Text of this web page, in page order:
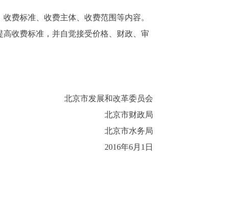
费标准、收费主体、收费范围等内容。
收费标准，并自觉接受价格、财政、审
北京市发展和改革委员会
北京市财政局
北京市水务局
2016年6月1日